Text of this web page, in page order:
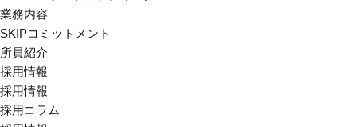
業務内容
SKIPコミットメント
所員紹介
採用情報
採用情報
採用コラム